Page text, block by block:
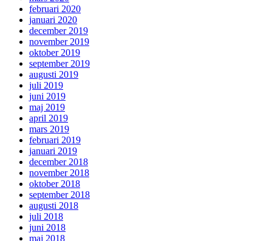
februari 2020
januari 2020
december 2019
november 2019
oktober 2019
september 2019
augusti 2019
juli 2019
juni 2019
maj 2019
april 2019
mars 2019
februari 2019
januari 2019
december 2018
november 2018
oktober 2018
september 2018
augusti 2018
juli 2018
juni 2018
maj 2018